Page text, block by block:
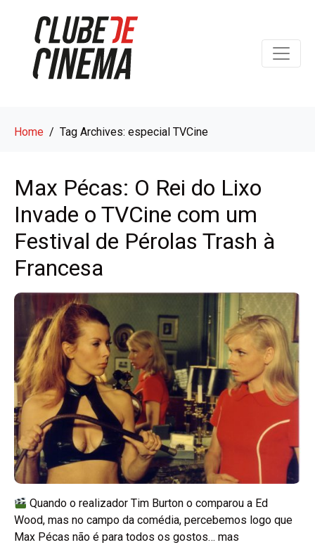
Home Tag Archives: especial TVCine
Max Pécas: O Rei do Lixo
Invade o TVCine com um
Festival de Pérolas Trash à
Francesa
Quando o realizador Tim Burton o comparou a Ed
Wood, mas no campo da comédia, percebemos logo que
Max Pécas não é para todos os gostos… mas